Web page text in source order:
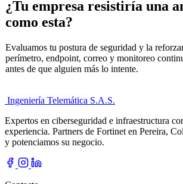
¿Tu empresa resistiría una
como esta?
Evaluamos tu postura de seguridad y la
perímetro, endpoint, correo y monitoreo
antes de que alguien más lo intente.
Ingeniería Telemática S.A.S.
Expertos en ciberseguridad e infraestructura
experiencia. Partners de Fortinet en Pereira,
y potenciamos su negocio.